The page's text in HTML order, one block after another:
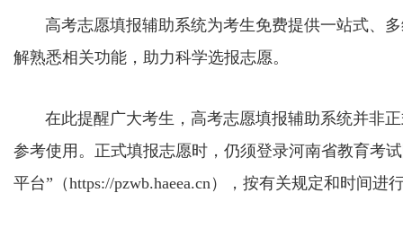
高考志愿填报辅助系统为考生免费提供一站式、多
解熟悉相关功能，助力科学选报志愿。
在此提醒广大考生，高考志愿填报辅助系统并非正
参考使用。正式填报志愿时，仍须登录河南省教育考
平台”（https://pzwb.haeea.cn），按有关规定和时间进